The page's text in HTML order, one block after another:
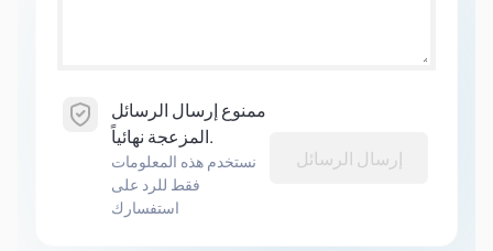
ممنوع إرسال الرسائل
المزعجة نهائياً.
نستخدم هذه المعلومات
فقط للرد على
استفسارك
إرسال الرسائل